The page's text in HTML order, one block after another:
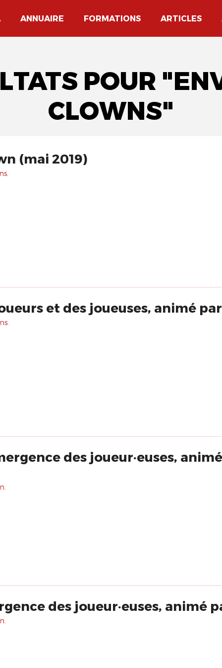
ANNUAIRE FORMATIONS ARTICLES
POUR
CLOWNS"
(mai 2019)
et des joueuses, animé
des joueur·euses,
des joueur·euses, animé